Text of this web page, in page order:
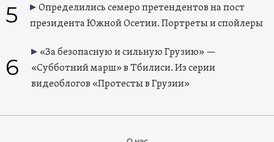
5
Определились семеро претендентов на пост
президента Южной Осетии. Портреты и спойлеры
6
«За безопасную и сильную Грузию» —
«Субботний марш» в Тбилиси. Из серии
видеоблогов «Протесты в Грузии»